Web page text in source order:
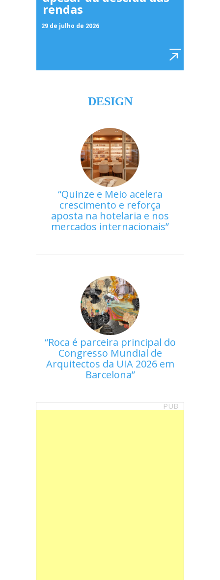
rendas
29 de julho de 2026
DESIGN
Quinze e Meio acelera
crescimento e reforça
aposta na hotelaria e nos
mercados internacionais
Roca é parceira principal do
Congresso Mundial de
Arquitectos da UIA 2026 em
Barcelona
PUB